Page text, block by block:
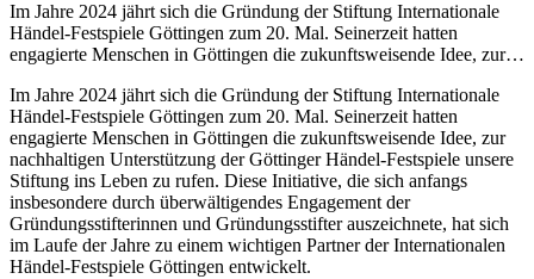
Im Jahre 2024 jährt sich die Gründung der Stiftung Internationale
Händel-Festspiele Göttingen zum 20. Mal. Seinerzeit hatten
engagierte Menschen in Göttingen die zukunftsweisende Idee, zur…
Im Jahre 2024 jährt sich die Gründung der Stiftung Internationale
Händel-Festspiele Göttingen zum 20. Mal. Seinerzeit hatten
engagierte Menschen in Göttingen die zukunftsweisende Idee, zur
nachhaltigen Unterstützung der Göttinger Händel-Festspiele unsere
Stiftung ins Leben zu rufen. Diese Initiative, die sich anfangs
insbesondere durch überwältigendes Engagement der
Gründungsstifterinnen und Gründungsstifter auszeichnete, hat sich
im Laufe der Jahre zu einem wichtigen Partner der Internationalen
Händel-Festspiele Göttingen entwickelt.